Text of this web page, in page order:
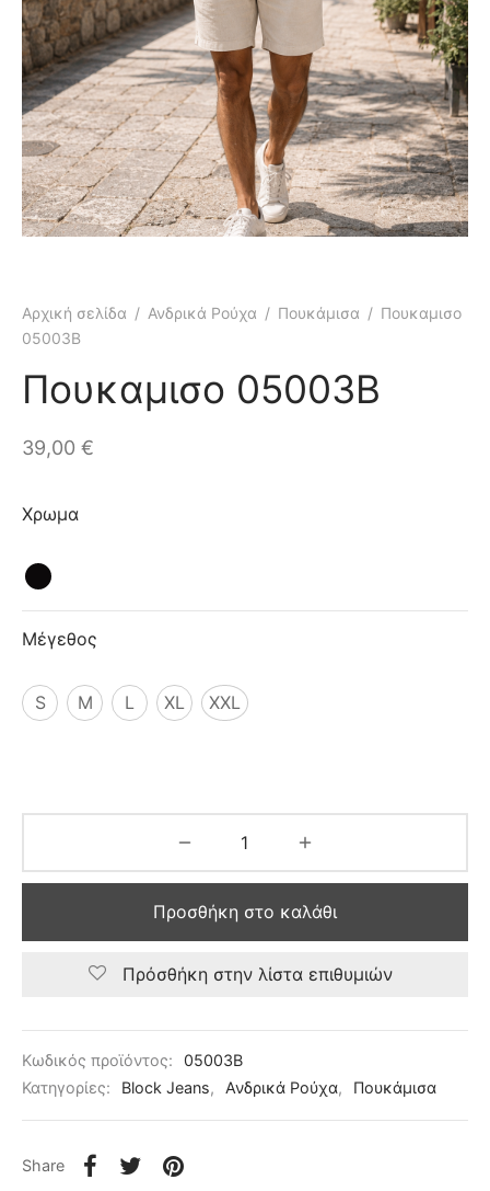
Αρχική σελίδα / Ανδρικά Ρούχα / Πουκάμισα / Πουκαμισο
05003B
Πουκαμισο 05003B
39,00 €
Χρωμα
Μέγεθος
S M L XL XXL
Προσθήκη στο καλάθι
Πρόσθήκη στην λίστα επιθυμιών
Κωδικός προϊόντος:
05003B
Κατηγορίες:
Block Jeans, Ανδρικά Ρούχα, Πουκάμισα
Share